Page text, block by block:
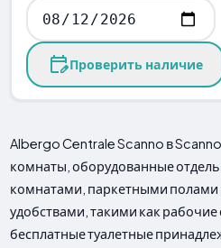
Проверить наличие
Albergo Centrale Scanno в
комнаты, оборудованные
комнатами, паркетными
удобствами, такими как рабочие
бесплатные туалетные